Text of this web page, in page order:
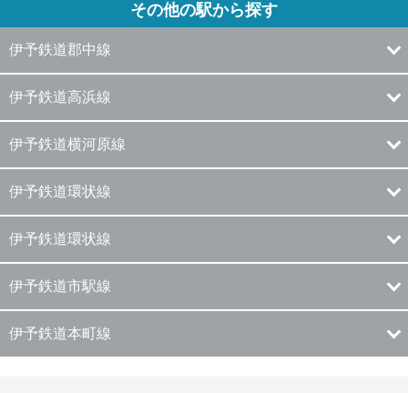
その他の駅から探す
伊予鉄道郡中線
伊予鉄道高浜線
伊予鉄道横河原線
伊予鉄道環状線
伊予鉄道環状線
伊予鉄道市駅線
伊予鉄道本町線